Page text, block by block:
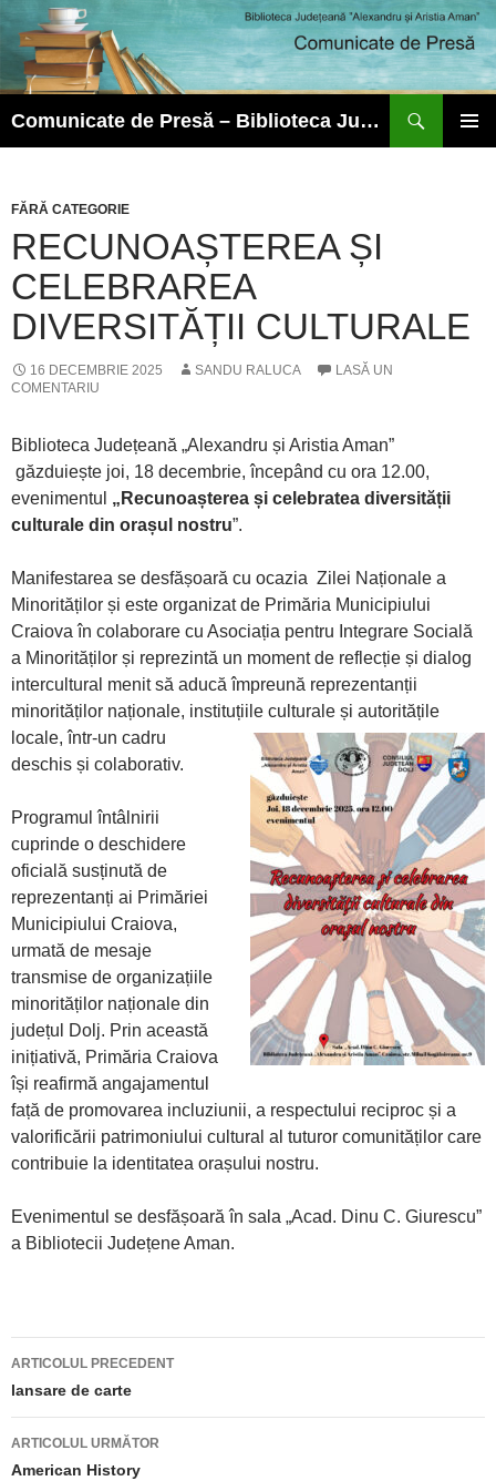
Comunicate de Presă – Biblioteca Județeană ”Alexandru și Aristia Aman”
FĂRĂ CATEGORIE
RECUNOAȘTEREA ȘI
CELEBRAREA
DIVERSITĂȚII CULTURALE
16 DECEMBRIE 2025 SANDU RALUCA
LASĂ UN
COMENTARIU
Biblioteca Județeană „Alexandru și Aristia Aman”
găzduiește joi, 18 decembrie, începând cu ora 12.00,
evenimentul „Recunoașterea și celebratea diversității
culturale din orașul nostru”.
Manifestarea se desfășoară cu ocazia Zilei Naționale a
Minorităților și este organizat de Primăria Municipiului
Craiova în colaborare cu Asociația pentru Integrare Socială
a Minorităților și reprezintă un moment de reflecție și dialog
intercultural menit să aducă împreună reprezentanții
minorităților naționale, instituțiile culturale și autoritățile
locale, într-un cadru
deschis și colaborativ.
Programul întâlnirii
cuprinde o deschidere
oficială susținută de
reprezentanți ai Primăriei
Municipiului Craiova,
urmată de mesaje
transmise de organizațiile
minorităților naționale din
județul Dolj. Prin această
inițiativă, Primăria Craiova
își reafirmă angajamentul
față de promovarea incluziunii, a respectului reciproc și a
valorificării patrimoniului cultural al tuturor comunităților care
contribuie la identitatea orașului nostru.
Evenimentul se desfășoară în sala „Acad. Dinu C. Giurescu”
a Bibliotecii Județene Aman.
Navigare
articole
ARTICOLUL PRECEDENT
lansare de carte
ARTICOLUL URMĂTOR
American History